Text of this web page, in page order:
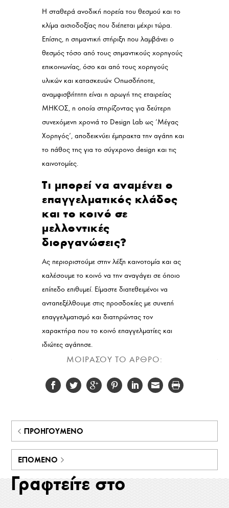
Η σταθερά ανοδική πορεία του θεσμού και το
κλίμα αισιοδοξίας που διέπεται μέχρι τώρα.
Επίσης, η σημαντική στήριξη που λαμβάνει ο
θεσμός τόσο από τους σημαντικούς χορηγούς
επικοινωνίας, όσο και από τους χορηγούς
υλικών και κατασκευών. Οπωσδήποτε,
αναμφισβήτητη είναι η αρωγή της εταιρείας
ΜΗΚΟΣ, η οποία στηρίζοντας για δεύτερη
συνεχόμενη χρονιά το Design Lab ως ‘Μέγας
Χορηγός’, αποδεικνύει έμπρακτα την αγάπη και
το πάθος της για το σύγχρονο design και τις
καινοτομίες.
Τι μπορεί να αναμένει ο
επαγγελματικός κλάδος
και το κοινό σε
μελλοντικές
διοργανώσεις?
Ας περιοριστούμε στην λέξη καινοτομία και ας
καλέσουμε το κοινό να την αναγάγει σε όποιο
επίπεδο επιθυμεί. Είμαστε διατεθειμένοι να
ανταπεξέλθουμε στις προσδοκίες με συνεπή
επαγγελματισμό και διατηρώντας τον
χαρακτήρα που το κοινό επαγγελματίες και
ιδιώτες αγάπησε.
ΜΟΙΡΑΣΟΥ ΤΟ ΑΡΘΡΟ:
ΠΡΟΗΓΟΎΜΕΝΟ
ΕΠΌΜΕΝΟ
Γραφτείτε στο